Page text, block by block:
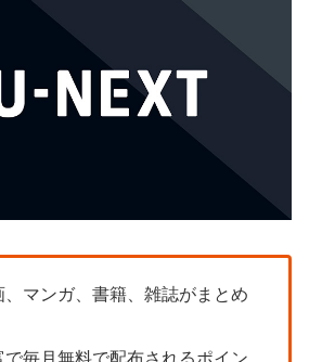
、マンガ、書籍、雑誌がまとめ
で毎月無料で配布されるポイン